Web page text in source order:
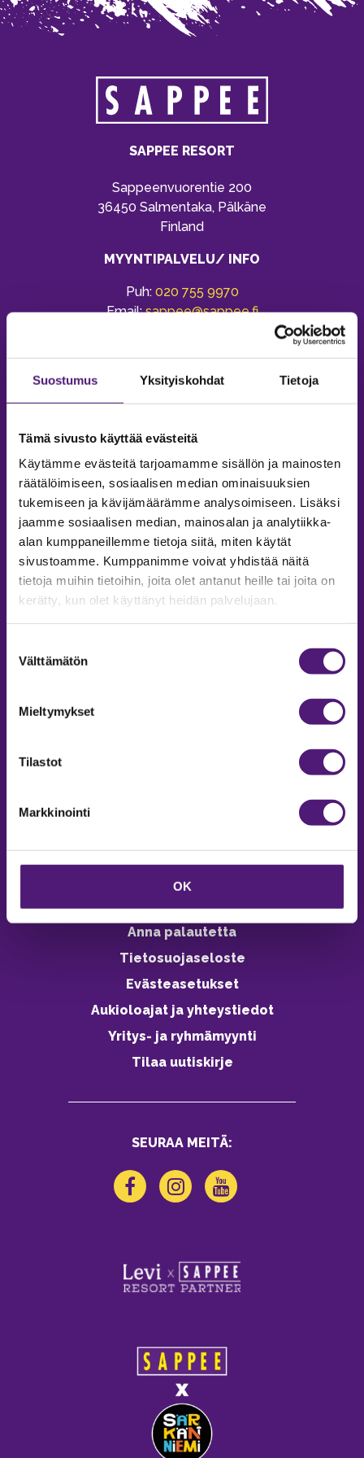
Suostumus Yksityiskohdat Tietoja
Tämä sivusto käyttää evästeitä
Käytämme evästeitä tarjoamamme sisällön ja mainosten
räätälöimiseen, sosiaalisen median ominaisuuksien
tukemiseen ja kävijämäärämme analysoimiseen. Lisäksi
jaamme sosiaalisen median, mainosalan ja analytiikka-
alan kumppaneillemme tietoja siitä, miten käytät
sivustoamme. Kumppanimme voivat yhdistää näitä
tietoja muihin tietoihin, joita olet antanut heille tai joita on
kerätty, kun olet käyttänyt heidän palvelujaan.
valinta
Välttämätön
Mieltymykset
Tilastot
Markkinointi
OK
SAPPEE RESORT
Sappeenvuorentie 200
36450 Salmentaka, Pälkäne
Finland
MYYNTIPALVELU/ INFO
Puh: 020 755 9970
Email:sappee@sappee.fi
MAJOITUS
Tiedustelut & Varaukset
Vastuullisuus
Ympäristöohjelma
Avoimet työpaikat
Anna palautetta
Tietosuojaseloste
Evästeasetukset
Aukioloajat ja yhteystiedot
Yritys- ja ryhmämyynti
Tilaa uutiskirje
SEURAA MEITÄ: